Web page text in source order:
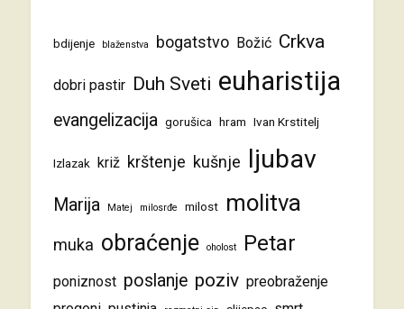
bdijenje blaženstva bogatstvo Božić Crkva
dobri pastir Duh Sveti euharistija
evangelizacija gorušica hram Ivan Krstitelj
Izlazak križ krštenje kušnje ljubav
Marija Matej milosrđe milost molitva
muka obraćenje oholost Petar
poniznost poslanje poziv preobraženje